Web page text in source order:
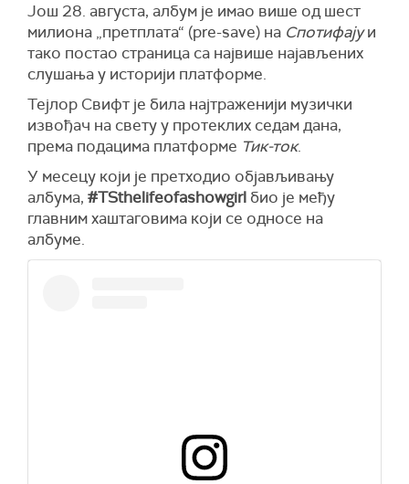
Још 28. августа, албум је имао више од шест
милиона „претплата“ (pre-save) на Спотифајуи
тако постао страница са највише најављених
слушања у историји платформе.
Тејлор Свифт је била најтраженији музички
извођач на свету у протеклих седам дана,
према подацима платформе Тик-ток.
У месецу који је претходио објављивању
албума, #TSthelifeofashowgirl био је међу
главним хаштаговима који се односе на
албуме.